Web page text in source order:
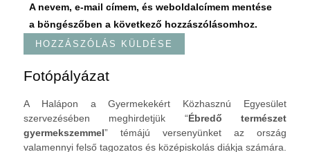
A nevem, e-mail címem, és weboldalcímem mentése
a böngészőben a következő hozzászólásomhoz.
Fotópályázat
A Halápon a Gyermekekért Közhasznú Egyesület
szervezésében meghirdetjük “Ébredő természet
gyermekszemmel” témájú versenyünket az ország
valamennyi felső tagozatos és középiskolás diákja számára.